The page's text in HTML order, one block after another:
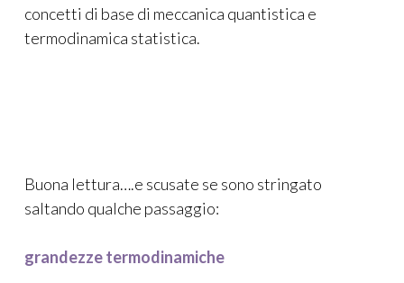
concetti di base di meccanica quantistica e
termodinamica statistica.
Buona lettura….e scusate se sono stringato
saltando qualche passaggio:
grandezze termodinamiche